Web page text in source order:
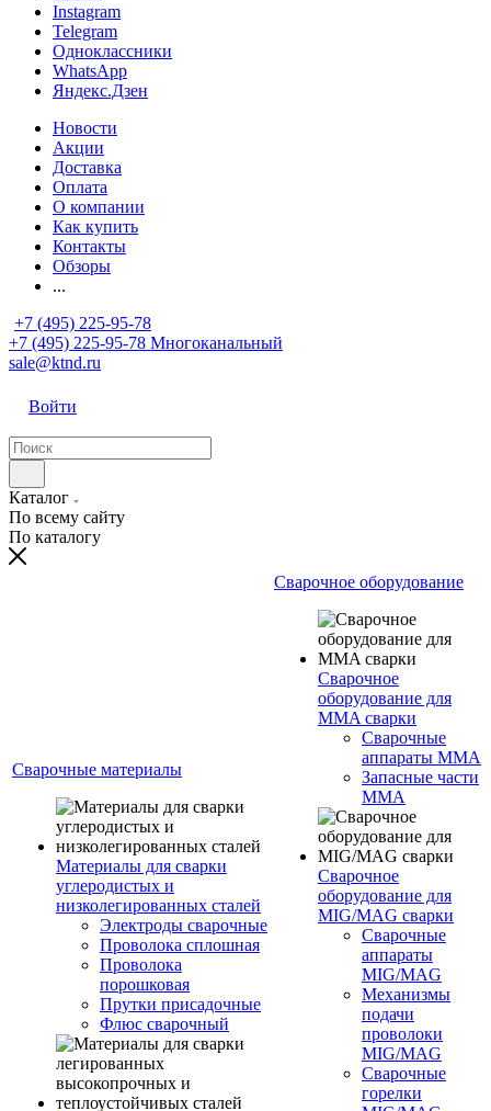
Instagram
Telegram
Одноклассники
WhatsApp
Яндекс.Дзен
Новости
Акции
Доставка
Оплата
О компании
Как купить
Контакты
Обзоры
...
+7 (495) 225-95-78
+7 (495) 225-95-78 Многоканальный
sale@ktnd.ru
Войти
Каталог
По всему сайту
По каталогу
Сварочные материалы
Материалы для сварки
углеродистых и
низколегированных сталей
Электроды сварочные
Проволока сплошная
Проволока
порошковая
Прутки присадочные
Флюс сварочный
Сварочное оборудование
Сварочное
оборудование для
MMA сварки
Сварочные
аппараты MMA
Запасные части
MMA
Сварочное
оборудование для
MIG/MAG сварки
Сварочные
аппараты
MIG/MAG
Механизмы
подачи
проволоки
MIG/MAG
Сварочные
горелки